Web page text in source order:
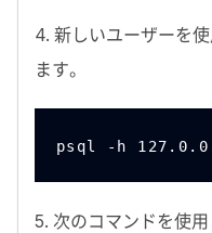
4. 新しいユーザーを
ます。
psql -h
5. 次のコマンドを使用